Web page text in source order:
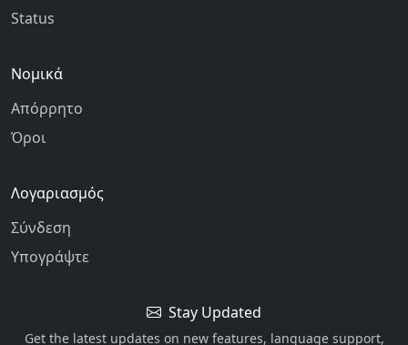
Status
Νομικά
Απόρρητο
Όροι
Λογαριασμός
Σύνδεση
Υπογράψτε
Stay Updated
Get the latest updates on new features, language support,